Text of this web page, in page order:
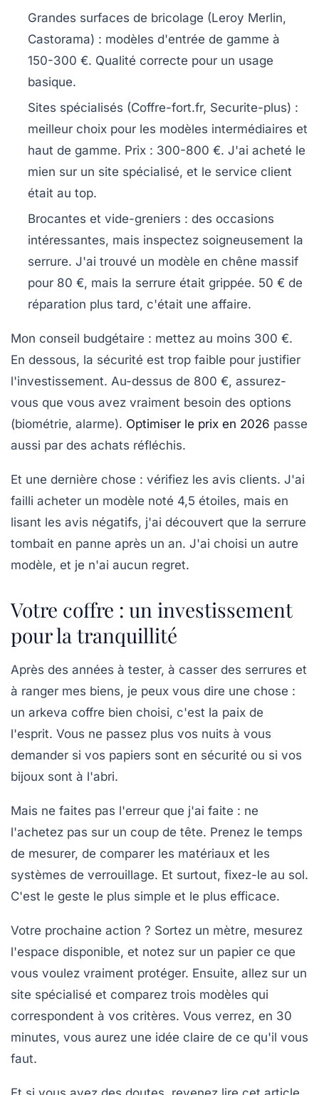
Grandes surfaces de bricolage (Leroy Merlin,
Castorama) : modèles d'entrée de gamme à
150-300 €. Qualité correcte pour un usage
basique.
Sites spécialisés (Coffre-fort.fr, Securite-plus) :
meilleur choix pour les modèles intermédiaires et
haut de gamme. Prix : 300-800 €. J'ai acheté le
mien sur un site spécialisé, et le service client
était au top.
Brocantes et vide-greniers : des occasions
intéressantes, mais inspectez soigneusement la
serrure. J'ai trouvé un modèle en chêne massif
pour 80 €, mais la serrure était grippée. 50 € de
réparation plus tard, c'était une affaire.
Mon conseil budgétaire : mettez au moins 300 €.
En dessous, la sécurité est trop faible pour justifier
l'investissement. Au-dessus de 800 €, assurez-
vous que vous avez vraiment besoin des options
(biométrie, alarme). Optimiser le prix en 2026 passe
aussi par des achats réfléchis.
Et une dernière chose : vérifiez les avis clients. J'ai
failli acheter un modèle noté 4,5 étoiles, mais en
lisant les avis négatifs, j'ai découvert que la serrure
tombait en panne après un an. J'ai choisi un autre
modèle, et je n'ai aucun regret.
Votre coffre : un investissement
pour la tranquillité
Après des années à tester, à casser des serrures et
à ranger mes biens, je peux vous dire une chose :
un arkeva coffre bien choisi, c'est la paix de
l'esprit. Vous ne passez plus vos nuits à vous
demander si vos papiers sont en sécurité ou si vos
bijoux sont à l'abri.
Mais ne faites pas l'erreur que j'ai faite : ne
l'achetez pas sur un coup de tête. Prenez le temps
de mesurer, de comparer les matériaux et les
systèmes de verrouillage. Et surtout, fixez-le au sol.
C'est le geste le plus simple et le plus efficace.
Votre prochaine action ? Sortez un mètre, mesurez
l'espace disponible, et notez sur un papier ce que
vous voulez vraiment protéger. Ensuite, allez sur un
site spécialisé et comparez trois modèles qui
correspondent à vos critères. Vous verrez, en 30
minutes, vous aurez une idée claire de ce qu'il vous
faut.